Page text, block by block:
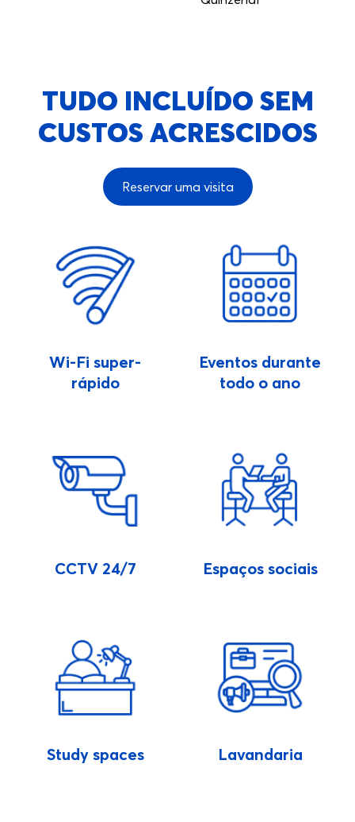
TUDO INCLUÍDO SEM
CUSTOS ACRESCIDOS
Reservar uma visita
Wi-Fi super-
rápido
Eventos durante
todo o ano
CCTV 24/7 Espaços sociais
Study spaces Lavandaria